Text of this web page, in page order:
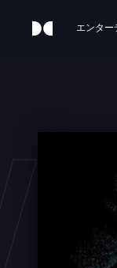
エンター